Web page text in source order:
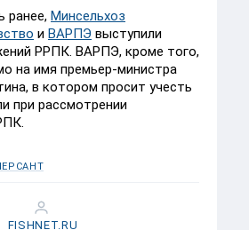
ранее, Минсельхоз
и ВАРПЭ выступили
РРПК. ВАРПЭ, кроме того,
на имя премьер-министра
в котором просит учесть
при рассмотрении
FISHNET.RU